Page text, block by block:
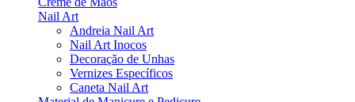
Nail Art
Andreia Nail Art
Nail Art Inocos
Decoração de Unhas
Vernizes Específicos
Caneta Nail Art